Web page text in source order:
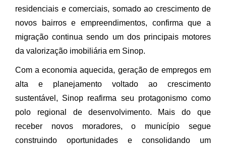
residenciais e comerciais, somado ao crescimento de
novos bairros e empreendimentos, confirma que a
migração continua sendo um dos principais motores
da valorização imobiliária em Sinop.
Com a economia aquecida, geração de empregos em
alta e planejamento voltado ao crescimento
sustentável, Sinop reafirma seu protagonismo como
polo regional de desenvolvimento. Mais do que
receber novos moradores, o município segue
construindo oportunidades e consolidando um